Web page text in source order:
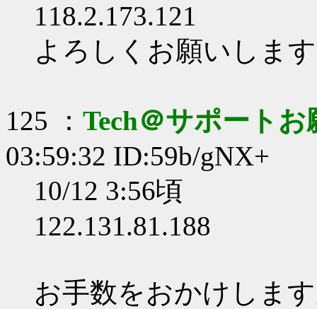
118.2.173.121
よろしくお願いします
125 ： Tech＠サポート
03:59:32 ID:59b/gNX+
10/12 3:56頃
122.131.81.188
お手数をおかけしま